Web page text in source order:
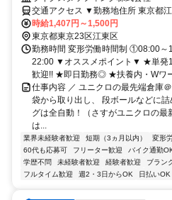
交通アクセス ▼勤務地住所 東京都江東区有明1-
料送迎バスあり！
時給1,407円～1,500円
東京都東京23区江東区
勤務時間 変形労働時間制 ①08:00
22:00 ▼オススメポイント▼ ★単発
歓迎!! ★即日勤務◎ ★扶養内・Wワ
仕事内容 ／ ユニクロの最先端倉庫
袋から取り出し、 段ボールなどに
グは全自動！（さすがユニクロの
は...
業界未経験者歓迎 短期（3ヵ月以内） 変形
60代も応募可
フリーター歓迎 バイク通勤
学歴不問
未経験者歓迎 経験者歓迎 ブラン
フルタイム歓迎
週2・3日からOK 日払いOK